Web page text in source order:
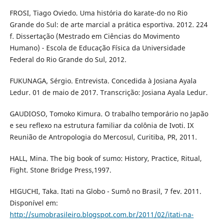
FROSI, Tiago Oviedo. Uma história do karate-do no Rio
Grande do Sul: de arte marcial a prática esportiva. 2012. 224
f. Dissertação (Mestrado em Ciências do Movimento
Humano) - Escola de Educação Física da Universidade
Federal do Rio Grande do Sul, 2012.
FUKUNAGA, Sérgio. Entrevista. Concedida à Josiana Ayala
Ledur. 01 de maio de 2017. Transcrição: Josiana Ayala Ledur.
GAUDIOSO, Tomoko Kimura. O trabalho temporário no Japão
e seu reflexo na estrutura familiar da colônia de Ivoti. IX
Reunião de Antropologia do Mercosul, Curitiba, PR, 2011.
HALL, Mina. The big book of sumo: History, Practice, Ritual,
Fight. Stone Bridge Press,1997.
HIGUCHI, Taka. Itati na Globo - Sumô no Brasil, 7 fev. 2011.
Disponível em:
http://sumobrasileiro.blogspot.com.br/2011/02/itati-na-